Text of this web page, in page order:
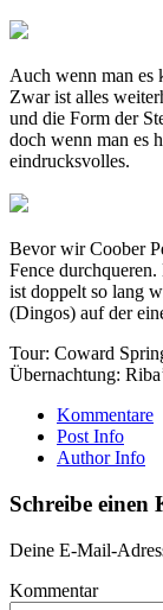
Auch wenn man es
Zwar ist alles
und die Form der
doch wenn man es
eindrucksvolles.
Bevor wir Coober
Fence
ist doppelt so lang
(Dingos) auf der
Tour: Coward
Übernachtung:
Kommentare
Post Info
Author Info
Schreibe einen
Deine E-Mail-
Kommentar